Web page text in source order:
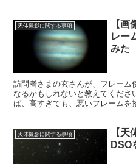
天体撮影に関する事項
【
レー
みた
訪問者さまの玄さんが、フレーム
なるかもしれないと教えてくださ
ば、高すぎても、悪いフレームを
天体撮影に関する事項
【
DSO